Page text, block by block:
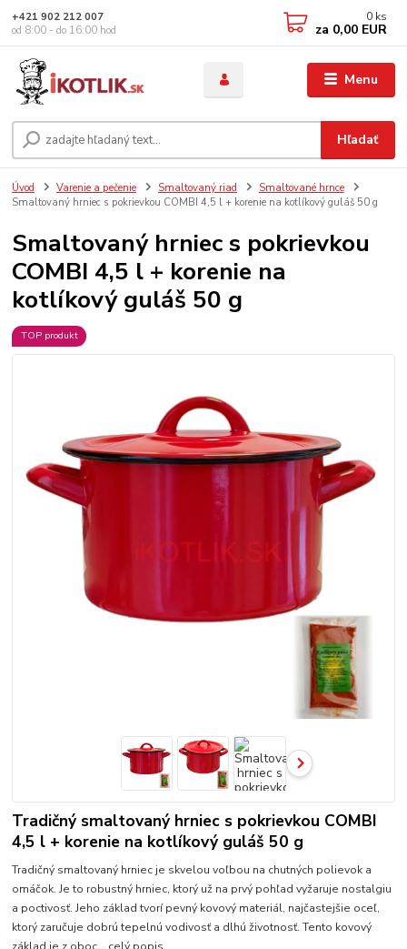
Menu
Hľadať
+421 902 212 007
od 8:00 - do 16:00 hod
0 ks
za 0,00 EUR
Úvod Varenie a pečenie Smaltovaný riad
Smaltované hrnce
Smaltovaný hrniec s pokrievkou COMBI 4,5 l + korenie na kotlíkový guláš 50 g
Smaltovaný hrniec s pokrievkou
COMBI 4,5 l + korenie na
kotlíkový guláš 50 g
TOP produkt
Tradičný smaltovaný hrniec s pokrievkou COMBI
4,5 l + korenie na kotlíkový guláš 50 g
Tradičný smaltovaný hrniec je skvelou voľbou na chutných polievok a
omáčok. Je to robustný hrniec, ktorý už na prvý pohľad vyžaruje nostalgiu
a poctivosť. Jeho základ tvorí pevný kovový materiál, najčastejšie oceľ,
ktorý zaručuje dobrú tepelnú vodivosť a dlhú životnosť. Tento kovový